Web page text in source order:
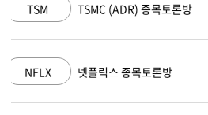
AMZN 아마존 닷컴 종목토론방
GOOGL 알파벳 A 종목토론방